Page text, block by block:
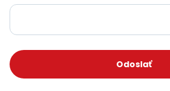
Odoslať